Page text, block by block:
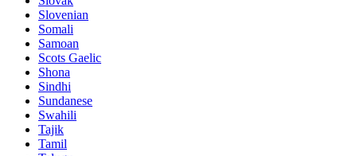
Slovenian
Somali
Samoan
Scots Gaelic
Shona
Sindhi
Sundanese
Swahili
Tajik
Tamil